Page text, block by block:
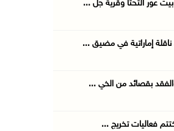
عور التحتا وقرية جل ...
إماراتية في مضيق ...
بقصائد من الخي ...
فعاليات تخريج ...